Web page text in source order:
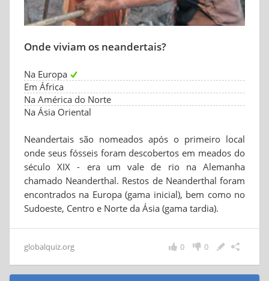
Onde viviam os neandertais?
Na Europa
Em África
Na América do Norte
Na Ásia Oriental
Neandertais são nomeados após o primeiro local
onde seus fósseis foram descobertos em meados do
século XIX - era um vale de rio na Alemanha
chamado Neanderthal. Restos de Neanderthal foram
encontrados na Europa (gama inicial), bem como no
Sudoeste, Centro e Norte da Ásia (gama tardia).
globalquiz.org 0
0